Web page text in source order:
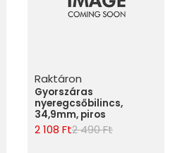
Raktáron
Gyorszáras
nyeregcsőbilincs,
34,9mm, piros
2 108 Ft2 490 Ft